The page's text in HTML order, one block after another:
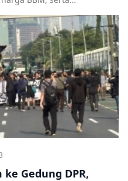
Gedung DPR,